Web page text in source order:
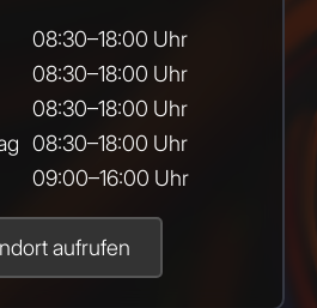
08:30–18:00 Uhr
08:30–18:00 Uhr
08:30–18:00 Uhr
08:30–18:00 Uhr
09:00–16:00 Uhr
aufrufen